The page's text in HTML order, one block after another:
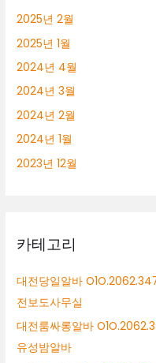
2025년 2월
2025년 1월
2024년 4월
2024년 3월
2024년 2월
2024년 1월
2023년 12월
카테고리
대전당일알바
전보도사무실
대전룸싸롱알바
유성밤알바